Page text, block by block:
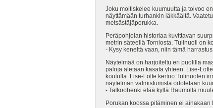
Joku moitiskelee kuumuutta ja toivoo
näyttämään turhankin iäkkäältä.
metsästäjäporukka.
Peräpohjolan historiaa kuvittavan
metrin säteellä Torniosta. Tulinuoli on
- Kysy keneltä vaan, niin tämä
Näytelmää on harjoiteltu eri puolilla
paloja aletaan kasata yhteen. Lise-
koululla. Lise-Lotte kertoo Tulinuolen
näytelmän valmistumista odotetaan
- Talkoohenki elää kyllä Raumolla
Porukan koossa pitäminen ei